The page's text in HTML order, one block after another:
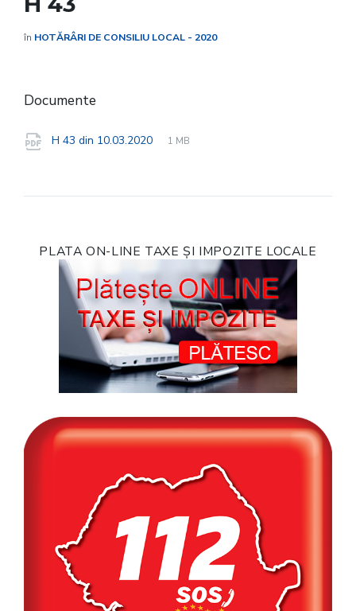
în HOTĂRÂRI DE CONSILIU LOCAL - 2020
Documente
H 43 din 10.03.2020
File
pdf
File
1 MB
PLATA ON-LINE TAXE ȘI IMPOZITE LOCALE